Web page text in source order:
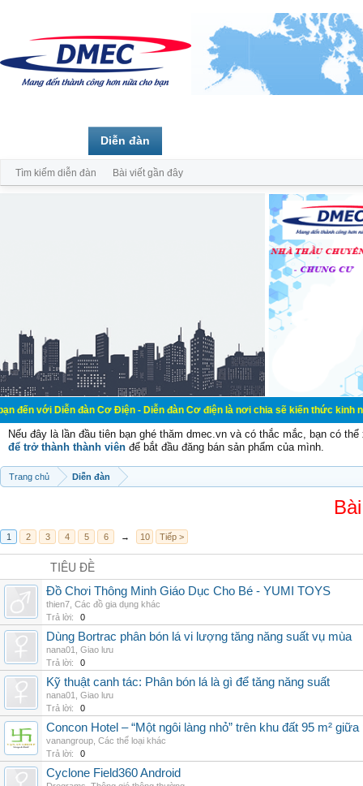
đàn Cơ Điện - Diễn đàn Cơ điện là nơi chia sẽ kiến thức kinh nghiệm
Nếu đây là lần đầu tiên bạn ghé thăm dmec.vn và có thắc mắc, bạn có
để trở thành thành viên để bắt đầu đăng bán sản phẩm của mình.
Trang chủ Diễn đàn
1 2 3 4 5 6 → 10 Tiếp >
TIÊU ĐỀ
Đồ Chơi Thông Minh Giáo Dục Cho Bé - YUMI TOYS
thien7 Các đồ gia dụng khác
Trả lời:
0
Dùng Bortrac phân bón lá vi lượng tăng năng suất vụ mùa
nana01
Giao lưu
Trả lời:
0
Kỹ thuật canh tác: Phân bón lá là gì để tăng năng suất
nana01
Giao lưu
Trả lời:
0
Concon Hotel – “Một ngôi làng nhỏ” trên khu đất 95 m²
vanangroup Các thể loại khác
Trả lời:
0
Cyclone Field360 Android
Diễn đàn
Tìm kiếm diễn đàn Bài viết gần đây